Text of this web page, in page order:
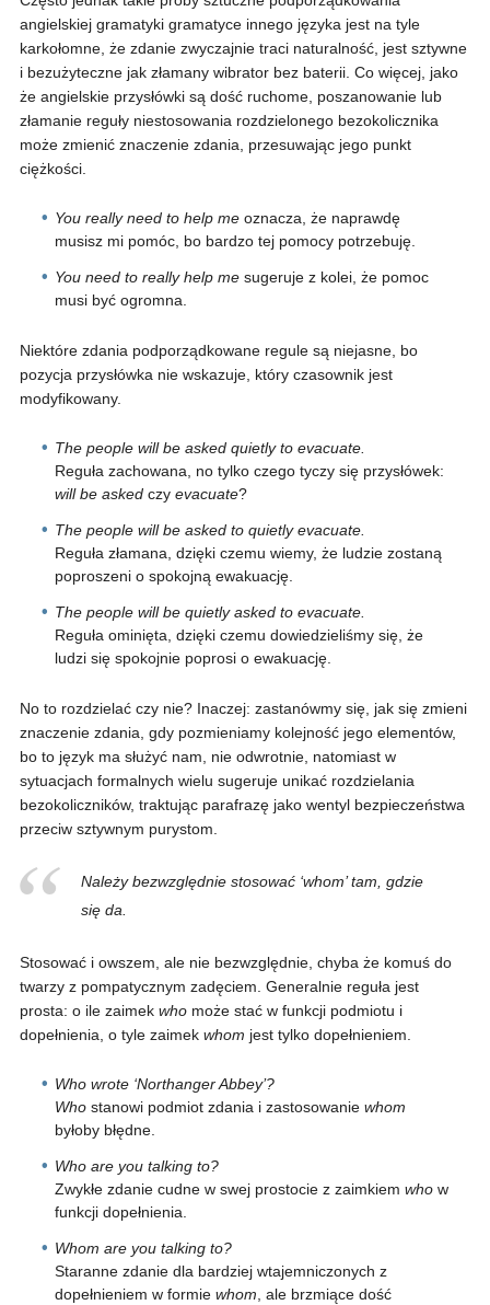
angielskiej gramatyki gramatyce innego języka jest na tyle
karkołomne, że zdanie zwyczajnie traci naturalność, jest sztywne
i bezużyteczne jak złamany wibrator bez baterii. Co więcej, jako
że angielskie przysłówki są dość ruchome, poszanowanie lub
złamanie reguły niestosowania rozdzielonego bezokolicznika
może zmienić znaczenie zdania, przesuwając jego punkt
ciężkości.
You really need to help meoznacza, że naprawdę
musisz mi pomóc, bo bardzo tej pomocy potrzebuję.
You need to really help mesugeruje z kolei, że pomoc
musi być ogromna.
Niektóre zdania podporządkowane regule są niejasne, bo
pozycja przysłówka nie wskazuje, który czasownik jest
modyfikowany.
The people will be asked quietly to evacuate.
Reguła zachowana, no tylko czego tyczy się przysłówek:
will be askedczy evacuate?
The people will be asked to quietly evacuate.
Reguła złamana, dzięki czemu wiemy, że ludzie zostaną
poproszeni o spokojną ewakuację.
The people will be quietly asked to evacuate.
Reguła ominięta, dzięki czemu dowiedzieliśmy się, że
ludzi się spokojnie poprosi o ewakuację.
No to rozdzielać czy nie? Inaczej: zastanówmy się, jak się zmieni
znaczenie zdania, gdy pozmieniamy kolejność jego elementów,
bo to język ma służyć nam, nie odwrotnie, natomiast w
sytuacjach formalnych wielu sugeruje unikać rozdzielania
bezokoliczników, traktując parafrazę jako wentyl bezpieczeństwa
przeciw sztywnym purystom.
Należy bezwzględnie stosować ‘whom’ tam, gdzie
się da.
Stosować i owszem, ale nie bezwzględnie, chyba że komuś do
twarzy z pompatycznym zadęciem. Generalnie reguła jest
prosta: o ile zaimek whomoże stać w funkcji podmiotu i
dopełnienia, o tyle zaimek whom jest tylko dopełnieniem.
Who wrote ‘Northanger Abbey’?
Whostanowi podmiot zdania i zastosowanie whom
byłoby błędne.
Who are you talking to?
Zwykłe zdanie cudne w swej prostocie z zaimkiem whow
funkcji dopełnienia.
Whom are you talking to?
Staranne zdanie dla bardziej wtajemniczonych z
dopełnieniem w formie whom, ale brzmiące dość